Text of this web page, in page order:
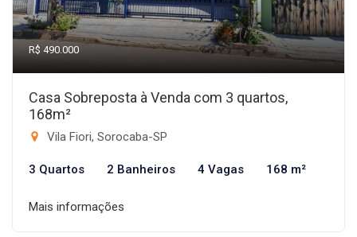
R$ 490.000
Casa Sobreposta à Venda com 3 quartos,
168m²
Vila Fiori, Sorocaba-SP
3 Quartos 2 Banheiros 4 Vagas 168 m²
Mais informações